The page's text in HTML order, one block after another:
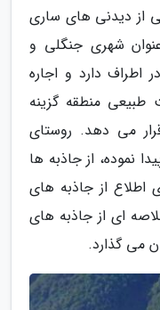
از دیدنی های ساری
شهری جنگلی و
دارد و اجاره
طبیعی منطقه گزینه
می دهد. روستای
نموده، از جاذبه ها
اطلاع از جاذبه های
ای از جاذبه های
می گذارد.